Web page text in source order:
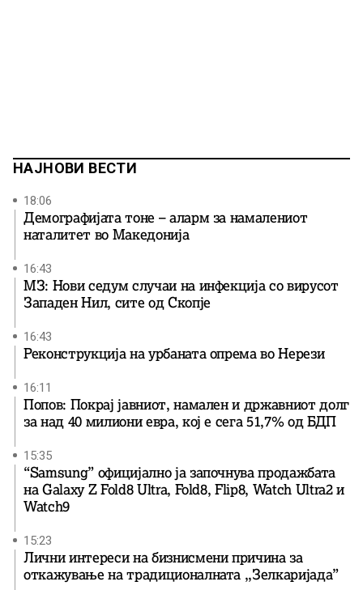
НАЈНОВИ ВЕСТИ
18:06
Демографијата тоне – аларм за намалениот
наталитет во Македонија
16:43
МЗ: Нови седум случаи на инфекција со вирусот
Западен Нил, сите од Скопје
16:43
Реконструкција на урбаната опрема во Нерези
16:11
Попов: Покрај јавниот, намален и државниот долг
за над 40 милиони евра, кој e сега 51,7% од БДП
15:35
“Samsung” официјално ја започнува продажбата
на Galaxy Z Fold8 Ultra, Fold8, Flip8, Watch Ultra2 и
Watch9
15:23
Лични интереси на бизнисмени причина за
откажување на традиционалната ,,Зелкаријада”